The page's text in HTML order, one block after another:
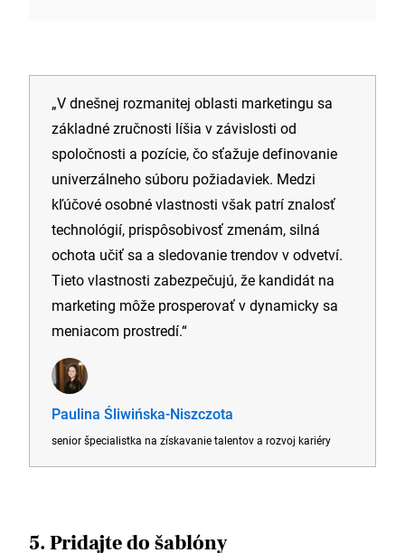
„V dnešnej rozmanitej oblasti marketingu sa
základné zručnosti líšia v závislosti od
spoločnosti a pozície, čo sťažuje definovanie
univerzálneho súboru požiadaviek. Medzi
kľúčové osobné vlastnosti však patrí znalosť
technológií, prispôsobivosť zmenám, silná
ochota učiť sa a sledovanie trendov v odvetví.
Tieto vlastnosti zabezpečujú, že kandidát na
marketing môže prosperovať v dynamicky sa
meniacom prostredí.“
Paulina Śliwińska-Niszczota
senior špecialistka na získavanie talentov a rozvoj kariéry
5. Pridajte do šablóny